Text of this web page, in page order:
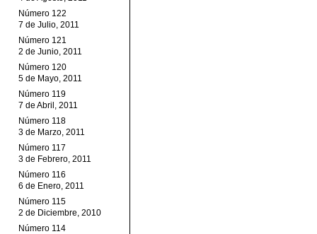
Número 122
7 de Julio, 2011
Número 121
2 de Junio, 2011
Número 120
5 de Mayo, 2011
Número 119
7 de Abril, 2011
Número 118
3 de Marzo, 2011
Número 117
3 de Febrero, 2011
Número 116
6 de Enero, 2011
Número 115
2 de Diciembre, 2010
Número 114